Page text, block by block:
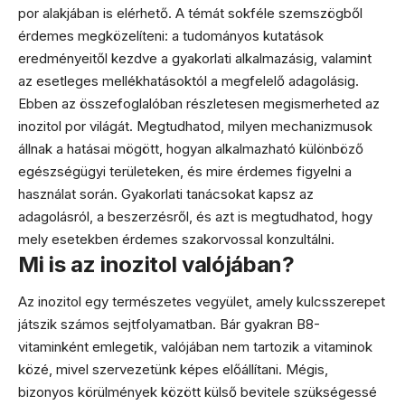
por alakjában is elérhető. A témát sokféle szemszögből
érdemes megközelíteni: a tudományos kutatások
eredményeitől kezdve a gyakorlati alkalmazásig, valamint
az esetleges mellékhatásoktól a megfelelő adagolásig.
Ebben az összefoglalóban részletesen megismerheted az
inozitol por világát. Megtudhatod, milyen mechanizmusok
állnak a hatásai mögött, hogyan alkalmazható különböző
egészségügyi területeken, és mire érdemes figyelni a
használat során. Gyakorlati tanácsokat kapsz az
adagolásról, a beszerzésről, és azt is megtudhatod, hogy
mely esetekben érdemes szakorvossal konzultálni.
Mi is az inozitol valójában?
Az inozitol egy természetes vegyület, amely kulcsszerepet
játszik számos sejtfolyamatban. Bár gyakran B8-
vitaminként emlegetik, valójában nem tartozik a vitaminok
közé, mivel szervezetünk képes előállítani. Mégis,
bizonyos körülmények között külső bevitele szükségessé